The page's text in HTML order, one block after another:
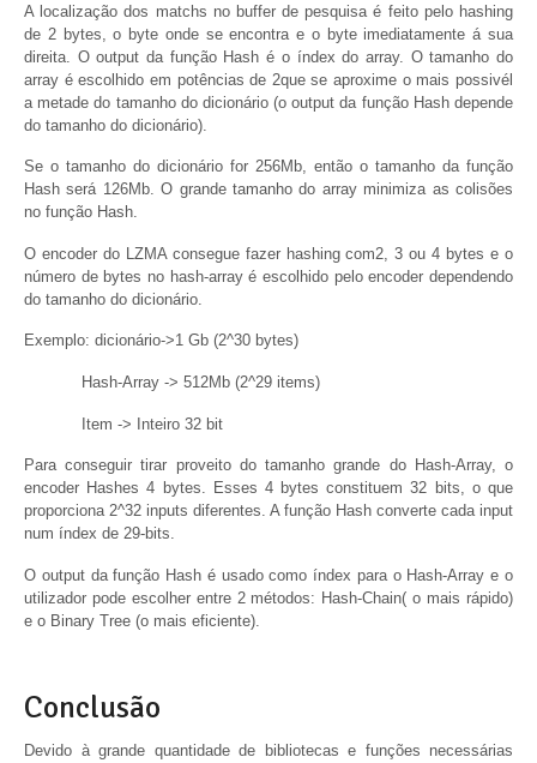
A localização dos matchs no buffer de pesquisa é feito pelo hashing
de 2 bytes, o byte onde se encontra e o byte imediatamente á sua
direita. O output da função Hash é o índex do array. O tamanho do
array é escolhido em potências de 2que se aproxime o mais possivél
a metade do tamanho do dicionário (o output da função Hash depende
do tamanho do dicionário).
Se o tamanho do dicionário for 256Mb, então o tamanho da função
Hash será 126Mb. O grande tamanho do array minimiza as colisões
no função Hash.
O encoder do LZMA consegue fazer hashing com2, 3 ou 4 bytes e o
número de bytes no hash-array é escolhido pelo encoder dependendo
do tamanho do dicionário.
Exemplo: dicionário->1 Gb (2^30 bytes)
Hash-Array -> 512Mb (2^29 items)
Item -> Inteiro 32 bit
Para conseguir tirar proveito do tamanho grande do Hash-Array, o
encoder Hashes 4 bytes. Esses 4 bytes constituem 32 bits, o que
proporciona 2^32 inputs diferentes. A função Hash converte cada input
num índex de 29-bits.
O output da função Hash é usado como índex para o Hash-Array e o
utilizador pode escolher entre 2 métodos: Hash-Chain( o mais rápido)
e o Binary Tree (o mais eficiente).
Conclusão
Devido à grande quantidade de bibliotecas e funções necessárias